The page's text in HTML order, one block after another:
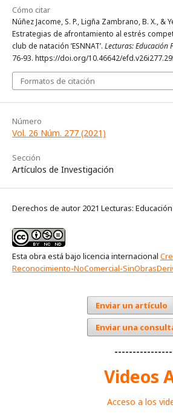
Cómo citar
Núñez Jacome, S. P., Ligña Zambrano, B. X., &
Estrategias de afrontamiento al estrés
club de natación ’ESNNAT’. Lecturas: Educación
76-93. https://doi.org/10.46642/
Formatos de citación
Número
Vol. 26 Núm. 277 (2021)
Sección
Artículos de Investigación
Derechos de autor 2021 Lecturas:
Esta obra está bajo licencia internacional
Reconocimiento-NoComercial-
Enviar un artículo
Enviar una
Videos
Acceso a los